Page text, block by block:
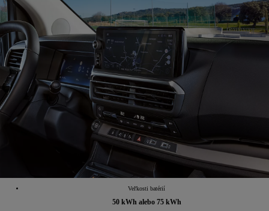
Veľkosti batérií
50 kWh alebo 75 kWh